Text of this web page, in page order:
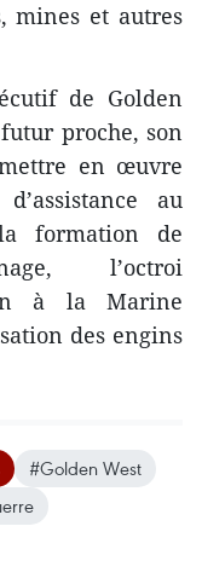
mines et autres
de Golden
proche, son
en œuvre
au
formation de
l’octroi
à la Marine
des engins
#Golden West